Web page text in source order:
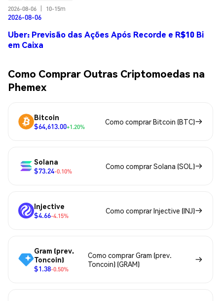
2026-08-06
10-15m
2026-08-06
Uber: Previsão das Ações Após Recorde e R$10 Bi
em Caixa
Como Comprar Outras Criptomoedas na
Phemex
Bitcoin
$64,613.00+1.20%
Como comprar Bitcoin (BTC)
Solana
$73.24-0.10%
Como comprar Solana (SOL)
Injective
$4.66-4.15%
Como comprar Injective (INJ)
Gram (prev.
Toncoin)
$1.38-0.50%
Como comprar Gram (prev.
Toncoin) (GRAM)